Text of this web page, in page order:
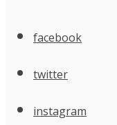
facebook
twitter
instagram